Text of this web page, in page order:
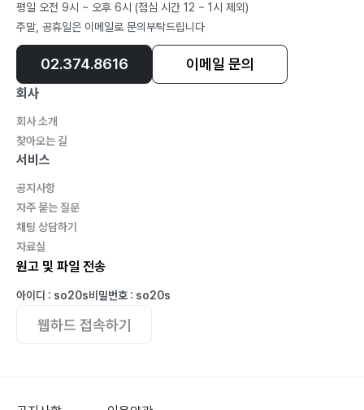
평일 오전 9시 ~ 오후 6시 (점심 시간 12 ~ 1시 제외)
주말, 공휴일은 이메일로 문의부탁드립니다
02.374.8616 이메일 문의
회사
회사 소개
찾아오는 길
서비스
공지사항
자주 묻는 질문
채팅 상담하기
자료실
원고 및 파일 전송
아이디 : so20s비밀번호 : so20s
웹하드 접속하기